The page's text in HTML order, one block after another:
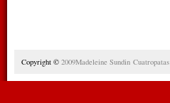
Copyright © 2009Madeleine Sundin Cuatropatas